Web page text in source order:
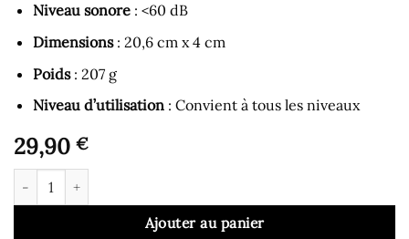
Niveau sonore: <60 dB
Dimensions: 20,6 cm x 4 cm
Poids: 207 g
Niveau d’utilisation: Convient à tous les niveaux
29,90 €
quantité de Vibromasseur Rabbit - Vibromasseur avec Fonction
Ajouter au panier